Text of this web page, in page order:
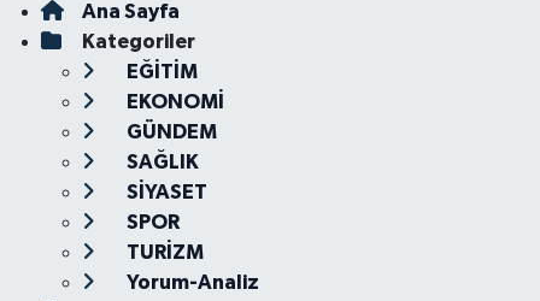
Ana Sayfa
Kategoriler
EĞİTİM
EKONOMİ
GÜNDEM
SAĞLIK
SİYASET
SPOR
TURİZM
Yorum-Analiz